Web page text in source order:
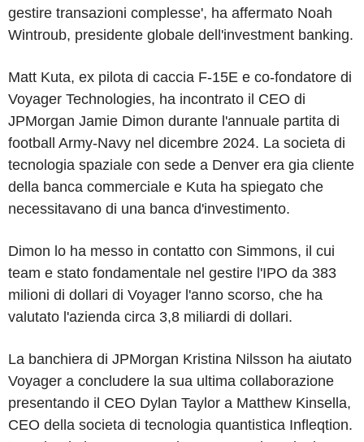
gestire transazioni complesse', ha affermato Noah
Wintroub, presidente globale dell'investment banking.
Matt Kuta, ex pilota di caccia F-15E e co-fondatore di
Voyager Technologies, ha incontrato il CEO di
JPMorgan Jamie Dimon durante l'annuale partita di
football Army-Navy nel dicembre 2024. La societa di
tecnologia spaziale con sede a Denver era gia cliente
della banca commerciale e Kuta ha spiegato che
necessitavano di una banca d'investimento.
Dimon lo ha messo in contatto con Simmons, il cui
team e stato fondamentale nel gestire l'IPO da 383
milioni di dollari di Voyager l'anno scorso, che ha
valutato l'azienda circa 3,8 miliardi di dollari.
La banchiera di JPMorgan Kristina Nilsson ha aiutato
Voyager a concludere la sua ultima collaborazione
presentando il CEO Dylan Taylor a Matthew Kinsella,
CEO della societa di tecnologia quantistica Infleqtion.